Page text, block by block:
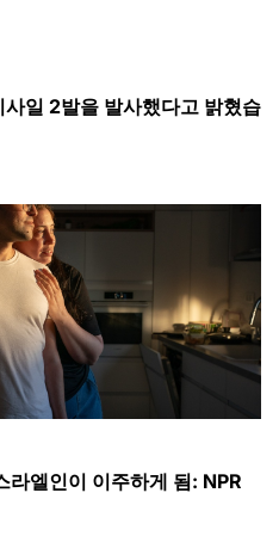
일 2발을 발사했다고 밝혔습
라엘인이 이주하게 됨: NPR